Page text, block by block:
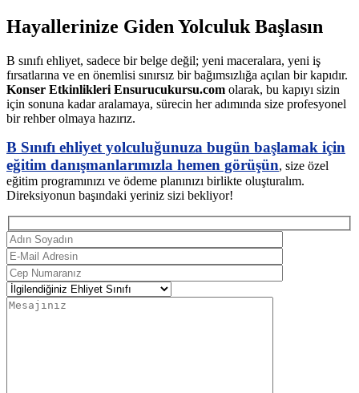
Hayallerinize Giden Yolculuk Başlasın
B sınıfı ehliyet, sadece bir belge değil; yeni maceralara, yeni iş
fırsatlarına ve en önemlisi sınırsız bir bağımsızlığa açılan bir kapıdır.
Konser Etkinlikleri Ensurucukursu.com olarak, bu kapıyı sizin
için sonuna kadar aralamaya, sürecin her adımında size profesyonel
bir rehber olmaya hazırız.
B Sınıfı ehliyet yolculuğunuza bugün başlamak için
eğitim danışmanlarımızla hemen görüşün, size özel
eğitim programınızı ve ödeme planınızı birlikte oluşturalım.
Direksiyonun başındaki yeriniz sizi bekliyor!